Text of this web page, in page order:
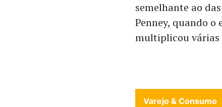
semelhante ao
Penney, quando o
multiplicou várias
Varejo & Consumo